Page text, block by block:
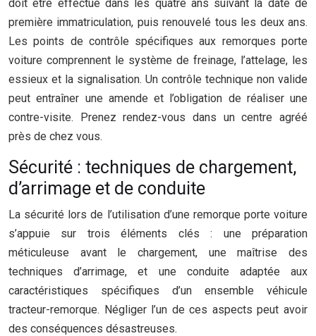
doit être effectué dans les quatre ans suivant la date de
première immatriculation, puis renouvelé tous les deux ans.
Les points de contrôle spécifiques aux remorques porte
voiture comprennent le système de freinage, l’attelage, les
essieux et la signalisation. Un contrôle technique non valide
peut entraîner une amende et l’obligation de réaliser une
contre-visite. Prenez rendez-vous dans un centre agréé
près de chez vous.
Sécurité : techniques de chargement,
d’arrimage et de conduite
La sécurité lors de l’utilisation d’une remorque porte voiture
s’appuie sur trois éléments clés : une préparation
méticuleuse avant le chargement, une maîtrise des
techniques d’arrimage, et une conduite adaptée aux
caractéristiques spécifiques d’un ensemble véhicule
tracteur-remorque. Négliger l’un de ces aspects peut avoir
des conséquences désastreuses.